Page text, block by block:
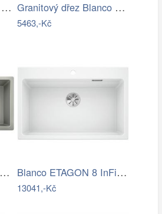
Granitový dřez Blanco ZENAR 45 S InFino… Granitový dřez Blanco CLASSIC 45 S…
5463,-Kč
Blanco ADON XL 6 S Silgranit perlově… Blanco ETAGON 8 InFino Silgranit bílá…
13041,-Kč